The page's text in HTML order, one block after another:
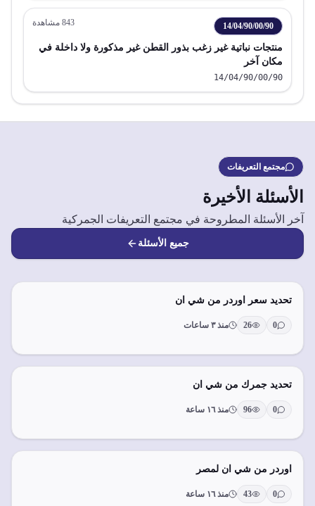
14/04/90/00/90
843 مشاهدة
منتجات نباتية غير زغب بذور القطن غير مذكورة ولا داخلة في
مكان آخر
14/04/90/00/90
مجتمع التعريفات
الأسئلة الأخيرة
آخر الأسئلة المطروحة في مجتمع التعريفات الجمركية
جميع الأسئلة
تحديد سعر اوردر من شي ان
0
26 منذ ٣ ساعات
تحديد جمرك من شي ان
0
96 منذ ١٦ ساعة
اوردر من شي ان لمصر
0
43 منذ ١٦ ساعة